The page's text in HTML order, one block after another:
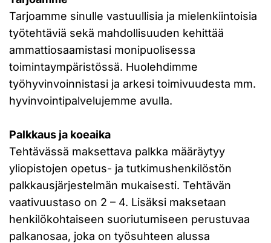
Tarjoamme sinulle vastuullisia ja mielenkiintoisia
työtehtäviä sekä mahdollisuuden kehittää
ammattiosaamistasi monipuolisessa
toimintaympäristössä. Huolehdimme
työhyvinvoinnistasi ja arkesi toimivuudesta mm.
hyvinvointipalvelujemme avulla.
Palkkaus ja koeaika
Tehtävässä maksettava palkka määräytyy
yliopistojen opetus- ja tutkimushenkilöstön
palkkausjärjestelmän mukaisesti. Tehtävän
vaativuustaso on 2 – 4. Lisäksi maksetaan
henkilökohtaiseen suoriutumiseen perustuvaa
palkanosaa, joka on työsuhteen alussa